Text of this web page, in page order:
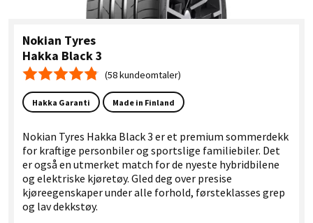
Nokian Tyres
Hakka Black 3
Gjennomsnittskarakter 4.8
(58 kundeomtaler)
Hakka Garanti Made in Finland
Nokian Tyres Hakka Black 3 er et premium sommerdekk
for kraftige personbiler og sportslige familiebiler. Det
er også en utmerket match for de nyeste hybridbilene
og elektriske kjøretøy. Gled deg over presise
kjøreegenskaper under alle forhold, førsteklasses grep
og lav dekkstøy.